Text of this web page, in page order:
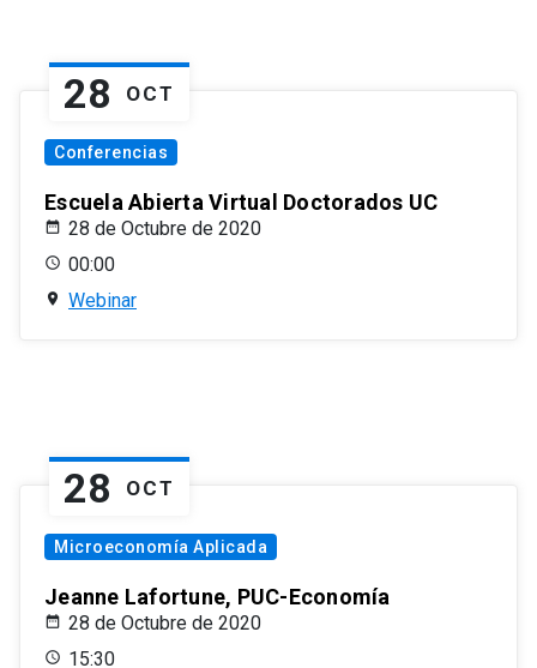
28 OCT
Conferencias
Escuela Abierta Virtual Doctorados UC
28 de Octubre de 2020
00:00
Webinar
28 OCT
Microeconomía Aplicada
Jeanne Lafortune, PUC-Economía
28 de Octubre de 2020
15:30